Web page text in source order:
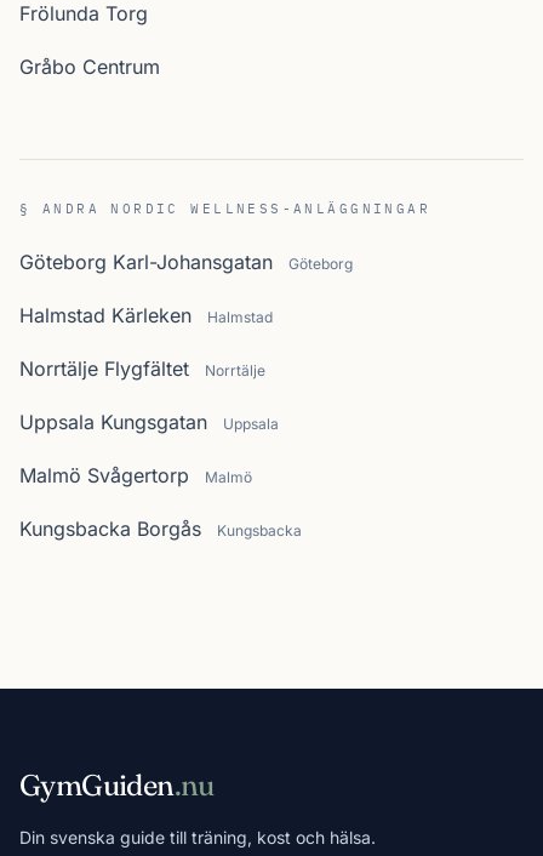
Frölunda Torg
Gråbo Centrum
§ ANDRA NORDIC WELLNESS-ANLÄGGNINGAR
Göteborg Karl-Johansgatan Göteborg
Halmstad Kärleken Halmstad
Norrtälje Flygfältet Norrtälje
Uppsala Kungsgatan Uppsala
Malmö Svågertorp Malmö
Kungsbacka Borgås Kungsbacka
GymGuiden.nu
Din svenska guide till träning, kost och hälsa.